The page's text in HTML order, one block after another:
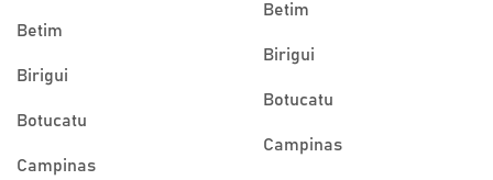
Betim
Birigui
Botucatu
Campinas
Betim
Birigui
Botucatu
Campinas